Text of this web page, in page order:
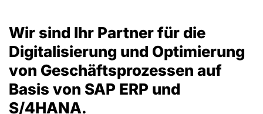
Wir sind Ihr Partner für die
Digitalisierung und Optimierung
von Geschäftsprozessen auf
Basis von SAP ERP und
S/4HANA.